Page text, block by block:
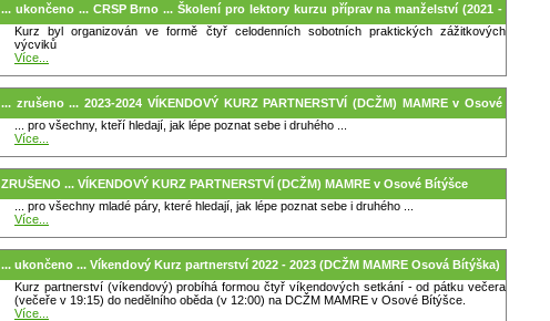
... ukončeno ... CRSP Brno ... Školení pro lektory kurzu příprav na manželství (2021 -
2023)
Kurz byl organizován ve formě čtyř celodenních sobotních praktických zážitkových
výcviků
Více...
... zrušeno ... 2023-2024 VÍKENDOVÝ KURZ PARTNERSTVÍ (DCŽM) MAMRE v Osové
Bítýšce
... pro všechny, kteří hledají, jak lépe poznat sebe i druhého ...
Více...
ZRUŠENO ... VÍKENDOVÝ KURZ PARTNERSTVÍ (DCŽM) MAMRE v Osové Bítýšce
... pro všechny mladé páry, které hledají, jak lépe poznat sebe i druhého ...
Více...
... ukončeno ... Víkendový Kurz partnerství 2022 - 2023 (DCŽM MAMRE Osová Bítýška)
Kurz partnerství (víkendový) probíhá formou čtyř víkendových setkání - od pátku večera
(večeře v 19:15) do nedělního oběda (v 12:00) na DCŽM MAMRE v Osové Bítýšce.
Více...